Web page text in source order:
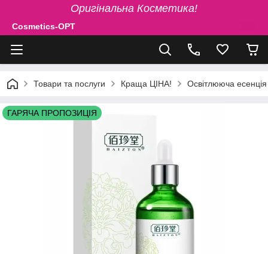
Оригінальна Косметика!
Cosmetics-OPT
Товари та послуги Краща ЦІНА! Освітлююча
ГАРЯЧА ПРОПОЗИЦІЯ